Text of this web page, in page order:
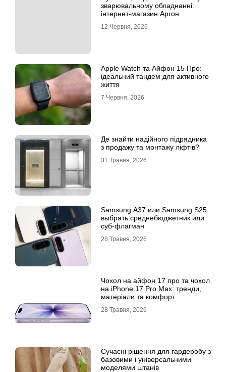
зварювальному обладнанні:
інтернет-магазин Аргон
12 Червня, 2026
Apple Watch та Айфон 15 Про:
ідеальний тандем для активного
життя
7 Червня, 2026
Де знайти надійного підрядника
з продажу та монтажу ліфтів?
31 Травня, 2026
Samsung A37 или Samsung S25:
выбрать среднебюджетник или
суб-флагман
28 Травня, 2026
Чохол на айфон 17 про та чохол
на iPhone 17 Pro Max: тренди,
матеріали та комфорт
28 Травня, 2026
Сучасні рішення для гардеробу з
базовими і універсальними
моделями штанів